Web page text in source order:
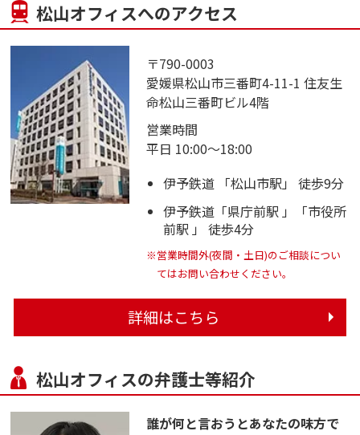
松山オフィスへのアクセス
〒790-0003
愛媛県松山市三番町4-11-1 住友生
命松山三番町ビル4階
営業時間
平日 10:00～18:00
伊予鉄道 「松山市駅」 徒歩9分
伊予鉄道「県庁前駅 」「市役所
前駅 」 徒歩4分
※営業時間外(夜間・土日)のご相談につい
てはお問い合わせください。
詳細はこちら
松山オフィスの弁護士等紹介
誰が何と言おうとあなたの味方で